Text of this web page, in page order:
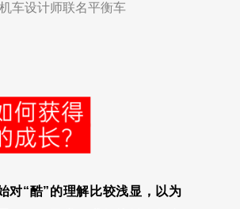
机车设计师联名平衡车
对“酷”的理解比较浅显，以为